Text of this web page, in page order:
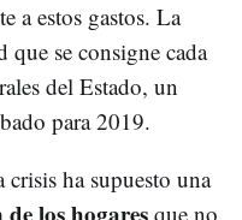
a estos gastos. La
que se consigne cada
del Estado, un
para 2019.
ha supuesto una
que no